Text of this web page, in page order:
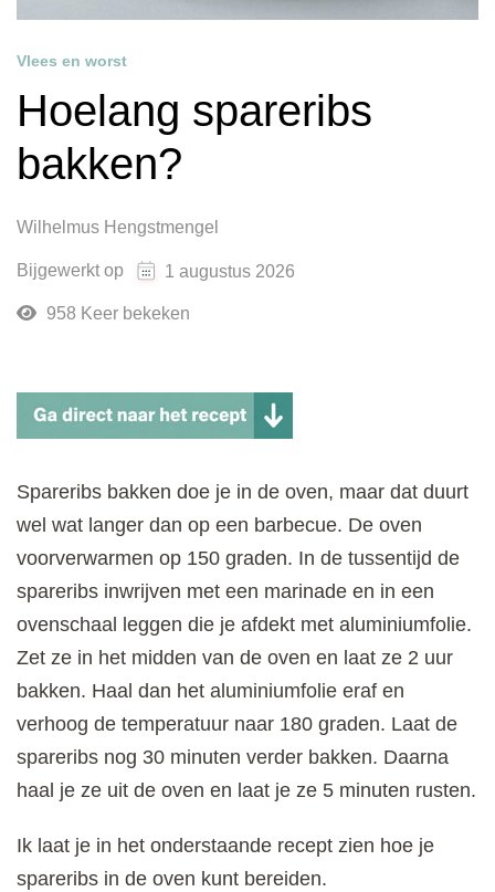
Vlees en worst
Hoelang spareribs
bakken?
Wilhelmus Hengstmengel
Bijgewerkt op 1 augustus 2026
958 Keer bekeken
Spareribs bakken doe je in de oven, maar dat duurt
wel wat langer dan op een barbecue. De oven
voorverwarmen op 150 graden. In de tussentijd de
spareribs inwrijven met een marinade en in een
ovenschaal leggen die je afdekt met aluminiumfolie.
Zet ze in het midden van de oven en laat ze 2 uur
bakken. Haal dan het aluminiumfolie eraf en
verhoog de temperatuur naar 180 graden. Laat de
spareribs nog 30 minuten verder bakken. Daarna
haal je ze uit de oven en laat je ze 5 minuten rusten.
Ik laat je in het onderstaande recept zien hoe je
spareribs in de oven kunt bereiden.